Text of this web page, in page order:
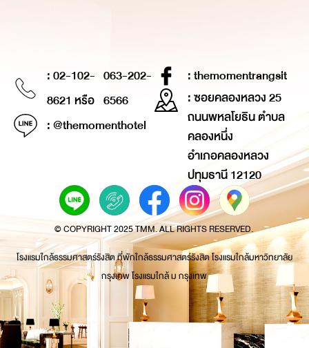
: 02-102-
8621 หรือ
063-202-
6566
: @themomenthotel
: themomentrangsit
: ซอยคลองหลวง 25
ถนนพหลโยธิน ตำบล
คลองหนึ่ง
อำเภอคลองหลวง
ปทุมธานี 12120
© COPYRIGHT 2025 TMM. ALL RIGHTS RESERVED.
โรงแรมใกล้ธรรมศาสตร์รังสิต ที่พักใกล้ธรรมศาสตร์รังสิต โรงแรมใกล้มหาวิทยาลัย
กรุงเทพ โรงแรมใกล้ ม กรุงเทพ